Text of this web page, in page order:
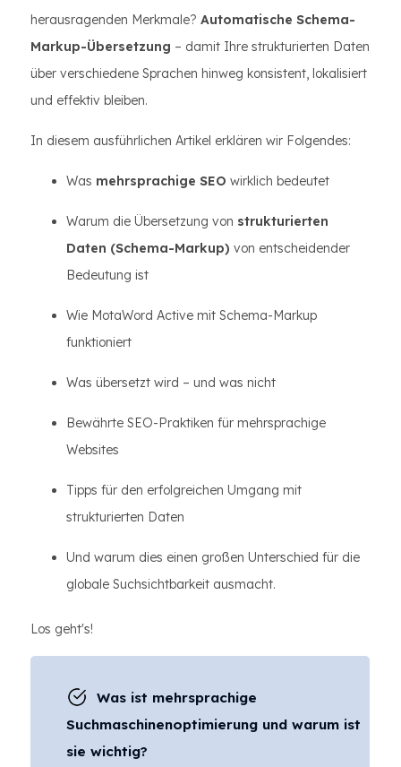
herausragenden Merkmale? Automatische Schema-
Markup-Übersetzung – damit Ihre strukturierten Daten
über verschiedene Sprachen hinweg konsistent, lokalisiert
und effektiv bleiben.
In diesem ausführlichen Artikel erklären wir Folgendes:
Was mehrsprachige SEO wirklich bedeutet
Warum die Übersetzung von strukturierten
Daten (Schema-Markup) von entscheidender
Bedeutung ist
Wie MotaWord Active mit Schema-Markup
funktioniert
Was übersetzt wird – und was nicht
Bewährte SEO-Praktiken für mehrsprachige
Websites
Tipps für den erfolgreichen Umgang mit
strukturierten Daten
Und warum dies einen großen Unterschied für die
globale Suchsichtbarkeit ausmacht.
Los geht's!
Was ist mehrsprachige
Suchmaschinenoptimierung und warum ist
sie wichtig?